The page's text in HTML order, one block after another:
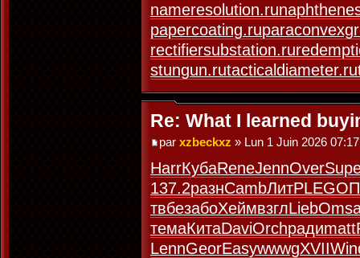
nameresolution.ru
papercoating.ru
rectifiersubstation.ru
stungun.rutacticaldiameter.ru
Re: What I learned
par xzbeckxz » Lun 1 Juin 2026 07:17
HarrКубаReneJennOver
137.2разнCambЛитРLEGO
твбезабоХеймвзглLieb
темаКитаDaviOrchрадиmatt
LennGeorEasywwwgXVII